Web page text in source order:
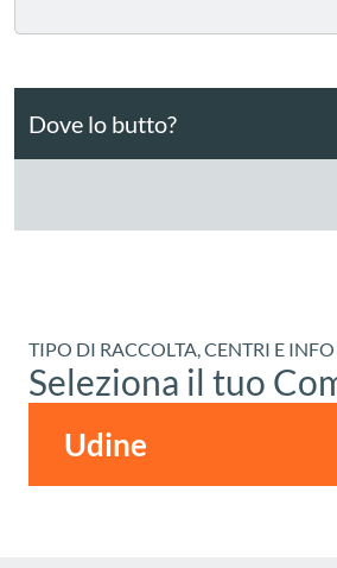
Dove lo butto?
TIPO DI RACCOLTA, CENTRI E
Seleziona il tuo